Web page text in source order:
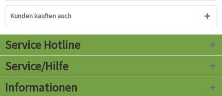
Kunden kauften auch
Service Hotline
Service/Hilfe
Informationen